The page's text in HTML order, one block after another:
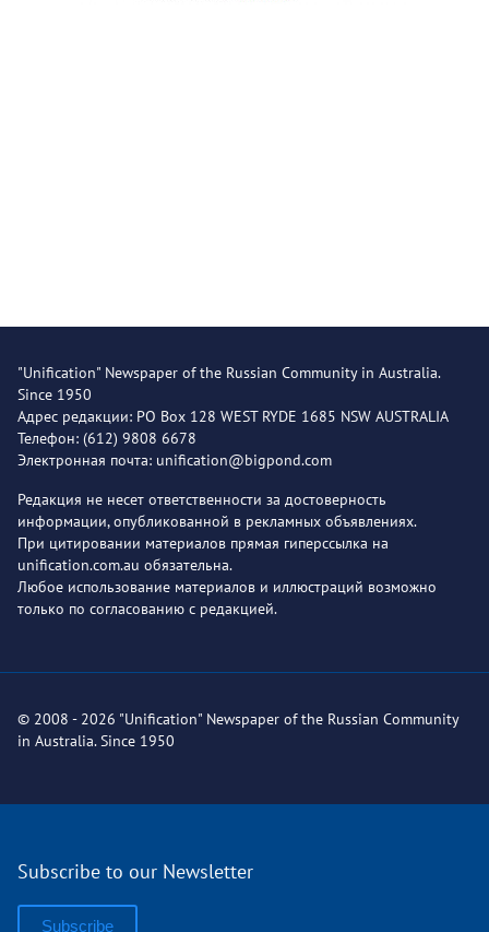
"Unification" Newspaper of the Russian Community in Australia.
Since 1950
Адрес редакции: PO Box 128 WEST RYDE 1685 NSW AUSTRALIA
Телефон: (612) 9808 6678
Электронная почта: unification@bigpond.com
Редакция не несет ответственности за достоверность
информации, опубликованной в рекламных объявлениях.
При цитировании материалов прямая гиперссылка на
unification.com.au обязательна.
Любое использование материалов и иллюстраций возможно
только по согласованию с редакцией.
© 2008 - 2026 "Unification" Newspaper of the Russian Community
in Australia. Since 1950
Subscribe to our Newsletter
Subscribe